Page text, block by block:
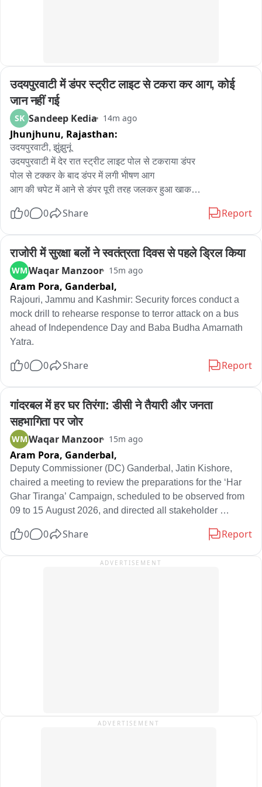
उदयपुरवाटी में डंपर स्ट्रीट लाइट से टकरा कर आग, कोई
जान नहीं गई
SK Sandeep Kedia 14m ago
Jhunjhunu, Rajasthan:
उदयपुरवाटी, झुंझुनूं
उदयपुरवाटी में देर रात स्ट्रीट लाइट पोल से टकराया डंपर
पोल से टक्कर के बाद डंपर में लगी भीषण आग
आग की चपेट में आने से डंपर पूरी तरह जलकर हुआ खाक
गनीमत रही हादसे में नहीं हुई कोई जनहानि
झुंझुनूं जिले के उदयपुरवाटी शहर में चूंगी नंबर-3 के पास देर रात एक डंपर
सड़क के बीच लगे स्ट्रीट लाइट के पोल से टकरा गया। टक्कर के बाद पोल
में करंट होने से डंपर में शॉर्ट सर्किट हो गया और देखते ही देखते उसमें आग
लग गई। हादसे में डंपर पूरी तरह जल गया। गिनीमत रही कि हादसे में कोई
जनहानि नहीं हुई। जानकारी के अनुसार देर रात घूमचक्कर की ओर से झुंझुनूं
की तरफ जा रहा डंपर चूंगी नंबर-3 के पास पहुंचा। इसी दौरान डंपर सड़क
के बीच लगे स्ट्रीट लाइट के पोल से टकरा गया। टक्कर के बाद पोल में
करंट आने से डंपर में शॉर्ट सर्किट हुआ और आग भड़क गई। आग लगते ही
डंपर में सवार दो लोग तत्काल वाहन से उतरकर बाहर निकले, जिससे उनकी
जान बच गई। देखते ही देखते आग ने पूरे डंपर को अपनी चपेट में ले लिया।
आसपास मौजूद लोगों ने पुलिस को सूचना दी और दमकल की मदद से आग
पर काबू पाने का प्रयास किया गया। सूचना मिलने पर पुलिस मौके पर पहुंची
और डंपर को सड़क से हटवाकर यातायात सुचारू करवाया। हादसे के कारण
कुछ समय के लिए सड़क पर आवागमन प्रभावित रहा।
0 0 Share Report
राजोरी में सुरक्षा बलों ने स्वतंत्रता दिवस से पहले ड्रिल किया
WMWaqar Manzoor 15m ago
Aram Pora, Ganderbal,
Rajouri, Jammu and Kashmir: Security forces conduct a
mock drill to rehearse response to terror attack on a bus
ahead of Independence Day and Baba Budha Amarnath
Yatra.
0 0 Share Report
गांदरबल में हर घर तिरंगा: डीसी ने तैयारी और जनता
सहभागिता पर जोर
WMWaqar Manzoor 15m ago
Aram Pora, Ganderbal,
Deputy Commissioner (DC) Ganderbal, Jatin Kishore,
chaired a meeting to review the preparations for the ‘Har
Ghar Tiranga’ Campaign, scheduled to be observed from
09 to 15 August 2026, and directed all stakeholder
through coordinated efforts and maximum public
extensive door-to-door awareness campaign to encourage
0 0 Share Report
ADVERTISEMENT
ADVERTISEMENT